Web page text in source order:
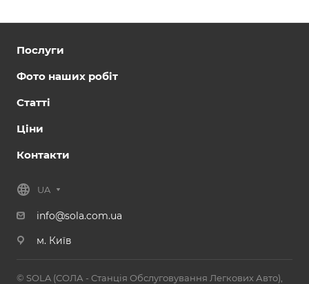
Послуги
Фото наших робіт
Статті
Ціни
Контакти
UA
info@sola.com.ua
м. Київ
© SOLA (СОЛА - Станція Обслуговування Легкових Авто),